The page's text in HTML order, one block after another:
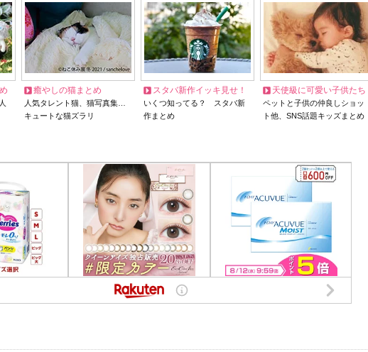
癒やしの猫まとめ
人気タレント猫、猫写真集…
キュートな猫ズラリ
スタバ新作イッキ見せ！
いくつ知ってる？ スタバ新
作まとめ
天使級に可愛い子供たち
ペットと子供の仲良しショッ
ト他、SNS話題キッズまとめ